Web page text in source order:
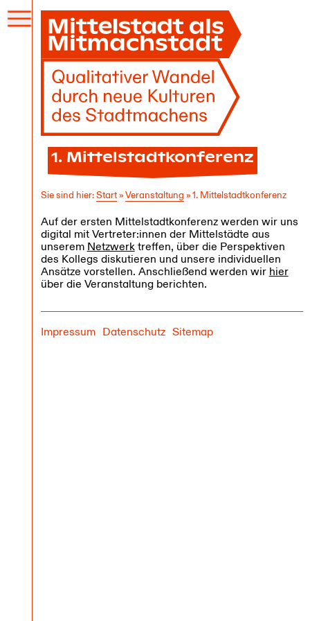
Menü
öffnen
1. Mittelstadtkonferenz
Sie sind hier:Start»Veranstaltung »1. Mittelstadtkonferenz
Auf der ersten Mittelstadtkonferenz werden wir uns
digital mit Vertreter:innen der Mittelstädte aus
unserem Netzwerktreffen, über die Perspektiven
des Kollegs diskutieren und unsere individuellen
Ansätze vorstellen. Anschließend werden wir hier
über die Veranstaltung berichten.
Impressum Datenschutz Sitemap